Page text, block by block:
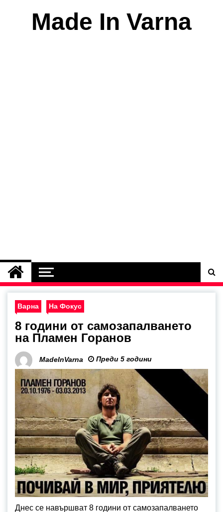
Made In Varna
Варна На Фокус
8 години от самозапалването
на Пламен Горанов
MadeInVarna Преди 5 години
Днес се навършват 8 години от самозапалването